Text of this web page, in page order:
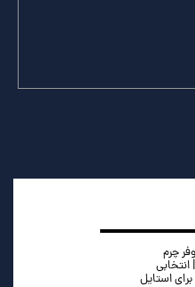
چرم
انتخابی
استایل